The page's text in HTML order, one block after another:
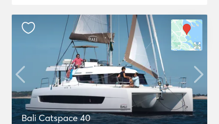
Bali Catspace 40